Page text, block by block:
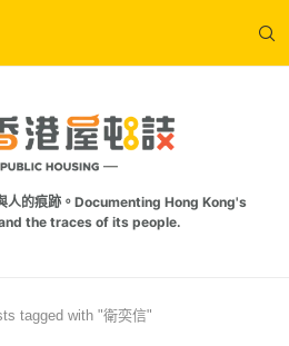
人的痕跡。Documenting Hong Kong's
the traces of its people.
tagged with "衛奕信"